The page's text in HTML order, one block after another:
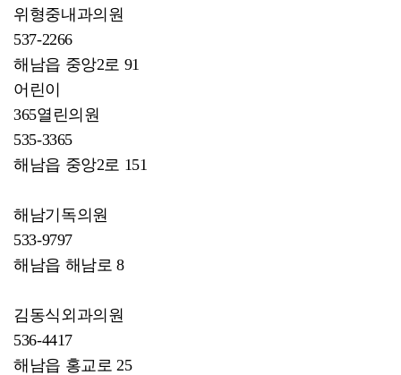
위형중내과의원
537-2266
해남읍 중앙2로 91
어린이
365열린의원
535-3365
해남읍 중앙2로 151
해남기독의원
533-9797
해남읍 해남로 8
김동식외과의원
536-4417
해남읍 홍교로 25